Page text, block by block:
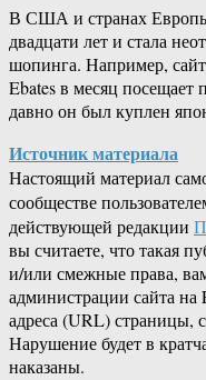
В США и странах Европы
двадцати лет и стала
шопинга. Например,
Ebates в месяц посещает
давно он был куплен
Источник материала
Настоящий материал
сообществе
действующей редакции
вы считаете, что такая
и/или смежные права,
администрации сайта
адреса (URL) страницы,
Нарушение будет в
наказаны.